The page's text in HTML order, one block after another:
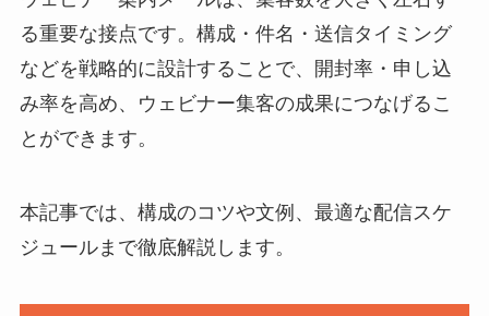
る重要な接点です。構成・件名・送信タイミング
などを戦略的に設計することで、開封率・申し込
み率を高め、ウェビナー集客の成果につなげるこ
とができます。
本記事では、構成のコツや文例、最適な配信スケ
ジュールまで徹底解説します。